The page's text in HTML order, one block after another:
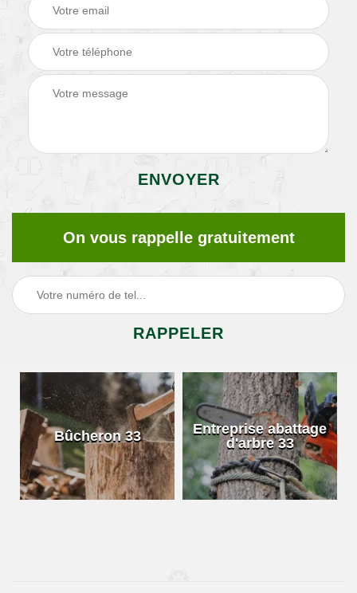
On vous rappelle gratuitement
Bûcheron 33
Entreprise abattage
d'arbre 33